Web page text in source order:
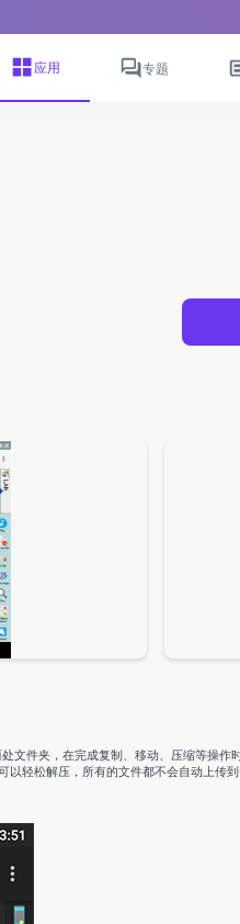
应用 专题
文件夹，在完成复制、移动、压缩等操作
轻松解压，所有的文件都不会自动上传